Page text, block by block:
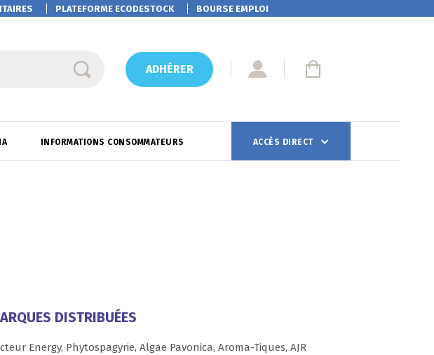
PLATEFORMEECODESTOCK BOURSE EMPLOI
ADHÉRER
INFORMATIONS CONSOMMATEURS ACCÈS DIRECT
DISTRIBUÉES
Energy, Phytospagyrie, Algae Pavonica, Aroma-Tiques, AJR